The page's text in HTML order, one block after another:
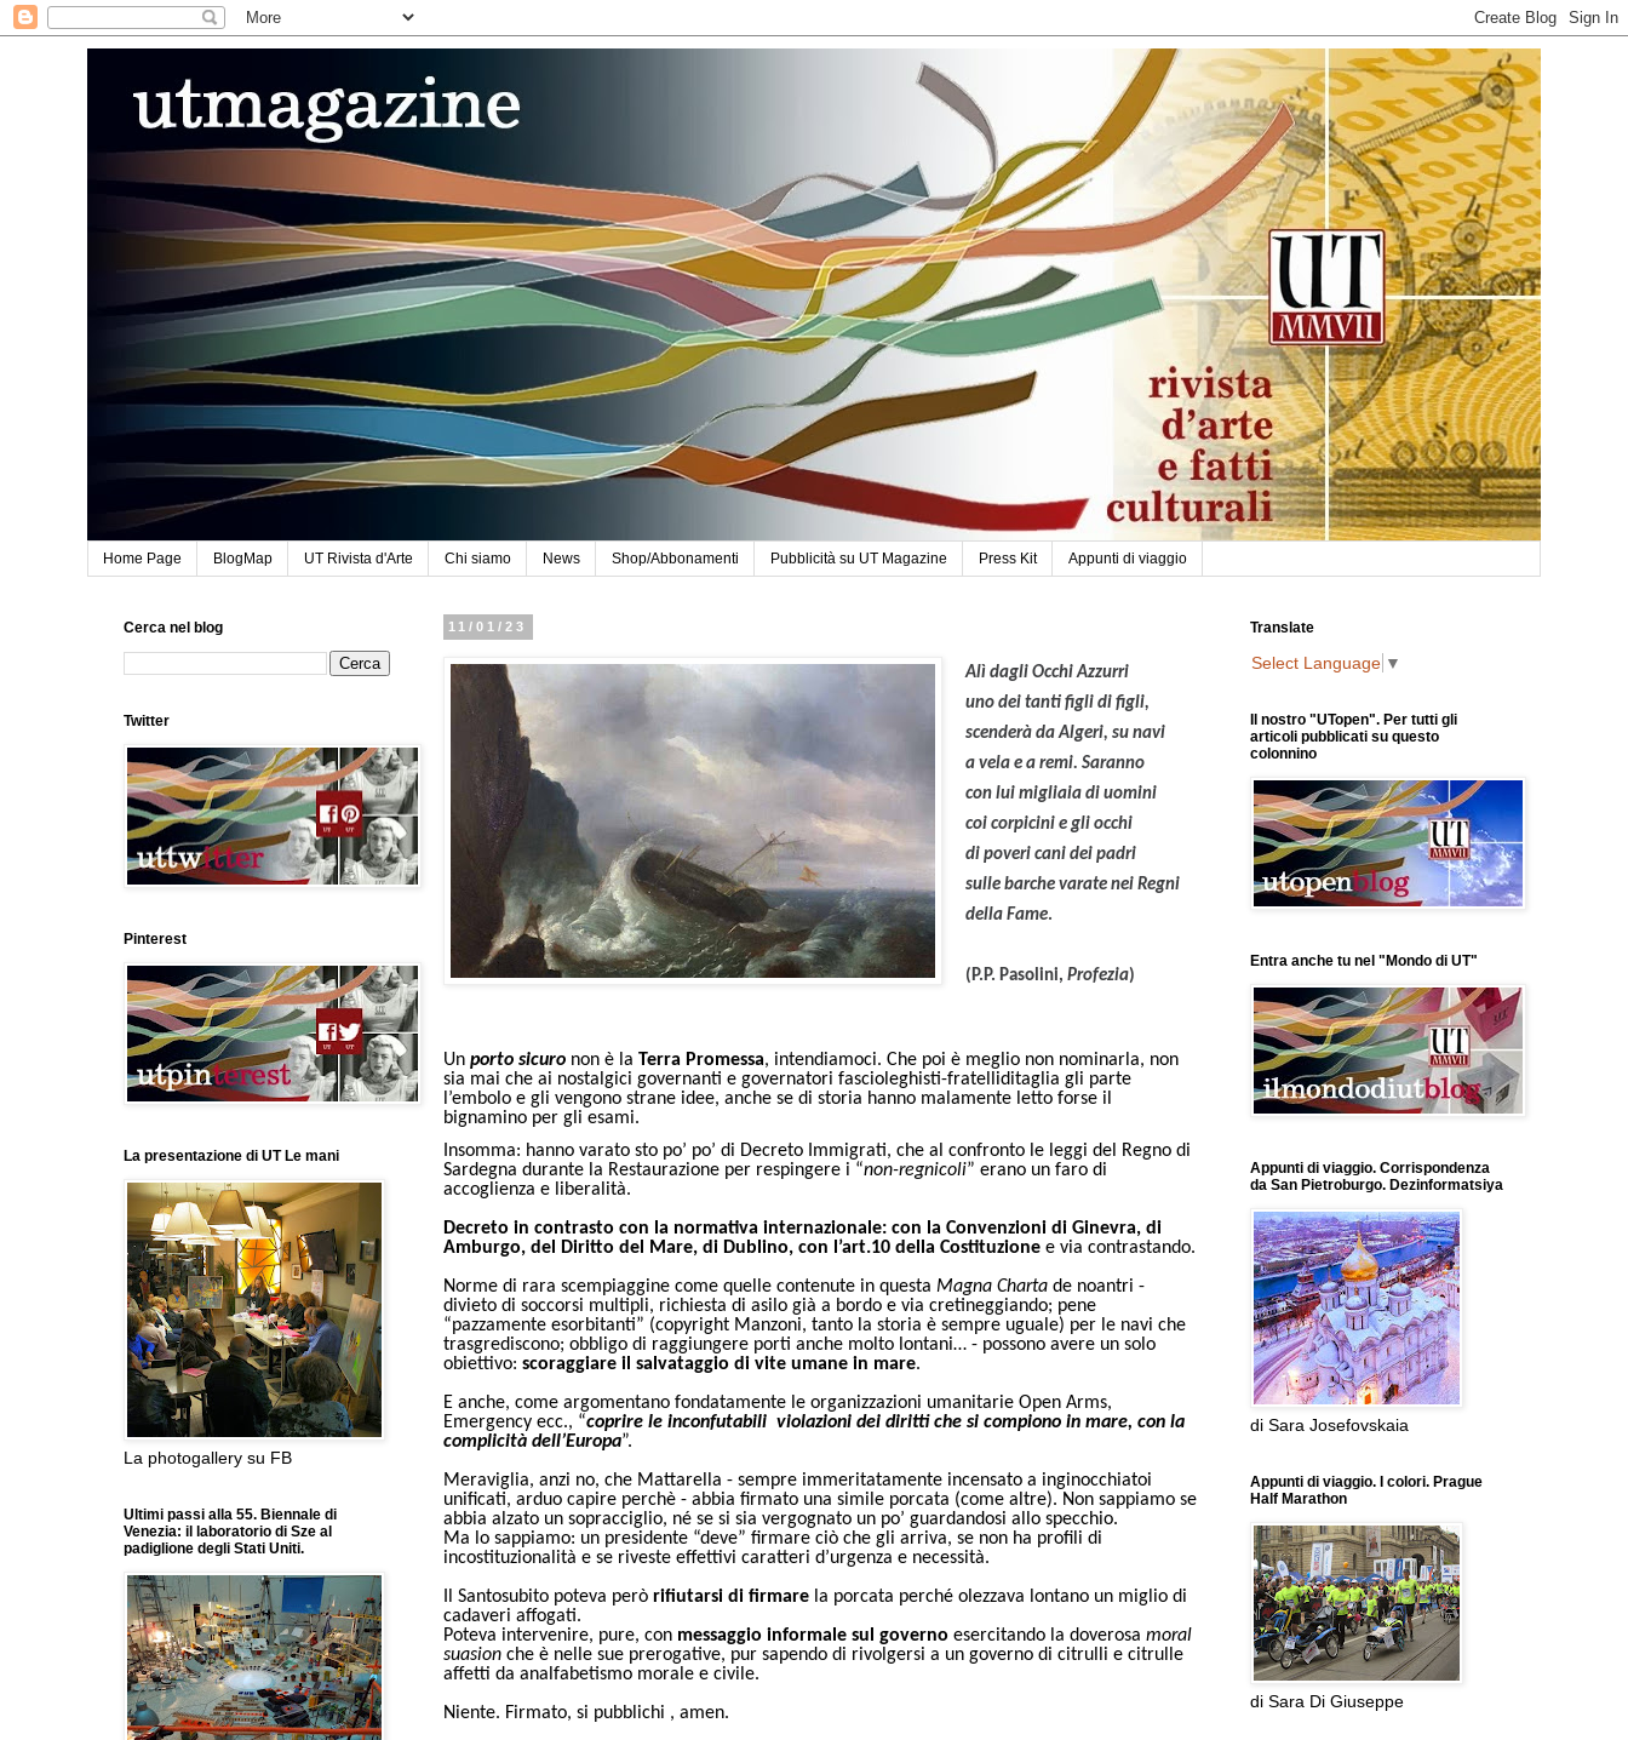
Home Page BlogMap UT Rivista d'Arte Chi siamo News Shop/Abbonamenti Pubblicità su UT Magazine Press Kit Appunti di viaggio
11/01/23
Alì dagli Occhi Azzurri
uno dei tanti figli di figli,
scenderà da Algeri, su navi
a vela e a remi. Saranno
con lui migliaia di uomini
coi corpicini e gli occhi
di poveri cani dei padri
sulle barche varate nei Regni
della Fame.
(P.P. Pasolini, Profezia)
Un porto sicuro non è la Terra Promessa, intendiamoci. Che poi è meglio non nominarla, non
sia mai che ai nostalgici governanti e governatori fascioleghisti-fratelliditaglia gli parte
l’embolo e gli vengono strane idee, anche se di storia hanno malamente letto forse il
bignamino per gli esami.
Insomma: hanno varato sto po’ po’ di Decreto Immigrati, che al confronto le leggi del Regno di
Sardegna durante la Restaurazione per respingere i “non-regnicoli” erano un faro di
accoglienza e liberalità.
Decreto in contrasto con la normativa internazionale: con la Convenzioni di Ginevra, di
Amburgo, del Diritto del Mare, di Dublino, con l’art.10 della Costituzione e via contrastando.
Norme di rara scempiaggine come quelle contenute in questa Magna Charta de noantri -
divieto di soccorsi multipli, richiesta di asilo già a bordo e via cretineggiando; pene
“pazzamente esorbitanti” (copyright Manzoni, tanto la storia è sempre uguale) per le navi che
trasgrediscono; obbligo di raggiungere porti anche molto lontani… - possono avere un solo
obiettivo: scoraggiare il salvataggio di vite umane in mare.
E anche, come argomentano fondatamente le organizzazioni umanitarie Open Arms,
Emergency ecc., “coprire le inconfutabili violazioni dei diritti che si compiono in mare, con la
complicità dell’Europa”.
Meraviglia, anzi no, che Mattarella - sempre immeritatamente incensato a inginocchiatoi
unificati, arduo capire perchè - abbia firmato una simile porcata (come altre). Non sappiamo se
abbia alzato un sopracciglio, né se si sia vergognato un po’ guardandosi allo specchio.
Ma lo sappiamo: un presidente “deve” firmare ciò che gli arriva, se non ha profili di
incostituzionalità e se riveste effettivi caratteri d’urgenza e necessità.
Il Santosubito poteva però rifiutarsi di firmare la porcata perché olezzava lontano un miglio di
cadaveri affogati.
Poteva intervenire, pure, con messaggio informale sul governo esercitando la doverosa moral
suasion che è nelle sue prerogative, pur sapendo di rivolgersi a un governo di citrulli e citrulle
affetti da analfabetismo morale e civile.
Niente. Firmato, si pubblichi , amen.
Cerca nel blog
Twitter
Pinterest
La presentazione di UT Le mani
La photogallery su FB
Ultimi passi alla 55. Biennale di
Venezia: il laboratorio di Sze al
padiglione degli Stati Uniti.
Translate
Select Language ▼
Il nostro "UTopen". Per tutti gli
articoli pubblicati su questo
colonnino
Entra anche tu nel "Mondo di UT"
Appunti di viaggio. Corrispondenza
da San Pietroburgo. Dezinformatsiya
di Sara Josefovskaia
Appunti di viaggio. I colori. Prague
Half Marathon
di Sara Di Giuseppe